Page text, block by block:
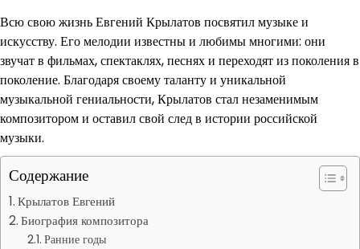
Всю свою жизнь Евгений Крылатов посвятил музыке и
искусству. Его мелодии известны и любимы многими: они
звучат в фильмах, спектаклях, песнях и переходят из поколения в
поколение. Благодаря своему таланту и уникальной
музыкальной гениальности, Крылатов стал незаменимым
композитором и оставил свой след в истории российской
музыки.
Содержание
Крылатов Евгений
Биография композитора
Ранние годы